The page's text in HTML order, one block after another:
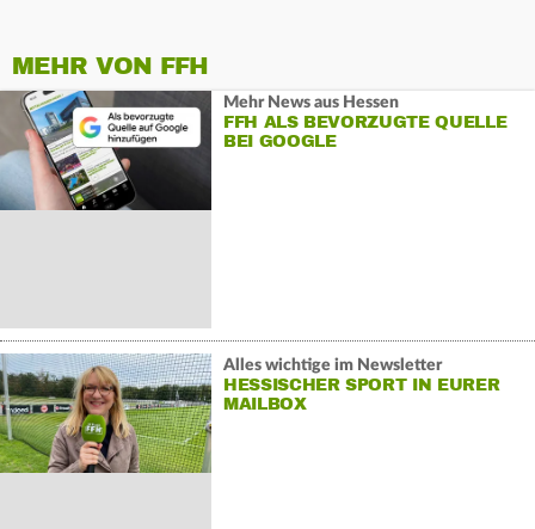
MEHR VON FFH
Mehr News aus Hessen
FFH ALS BEVORZUGTE QUELLE
BEI GOOGLE
Alles wichtige im Newsletter
HESSISCHER SPORT IN EURER
MAILBOX